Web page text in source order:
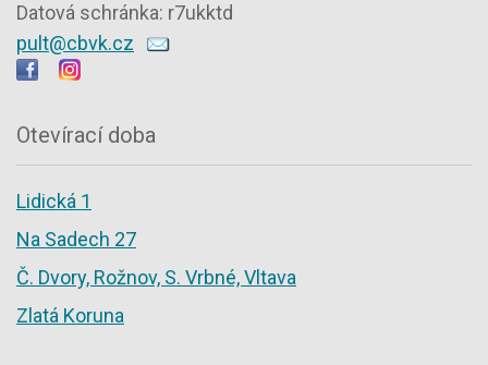
Datová schránka: r7ukktd
pult@cbvk.cz
Otevírací doba
Lidická 1
Na Sadech 27
Č. Dvory, Rožnov, S. Vrbné, Vltava
Zlatá Koruna